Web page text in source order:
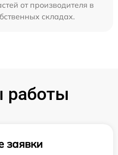
от производителя в
складах.
работы
заявки